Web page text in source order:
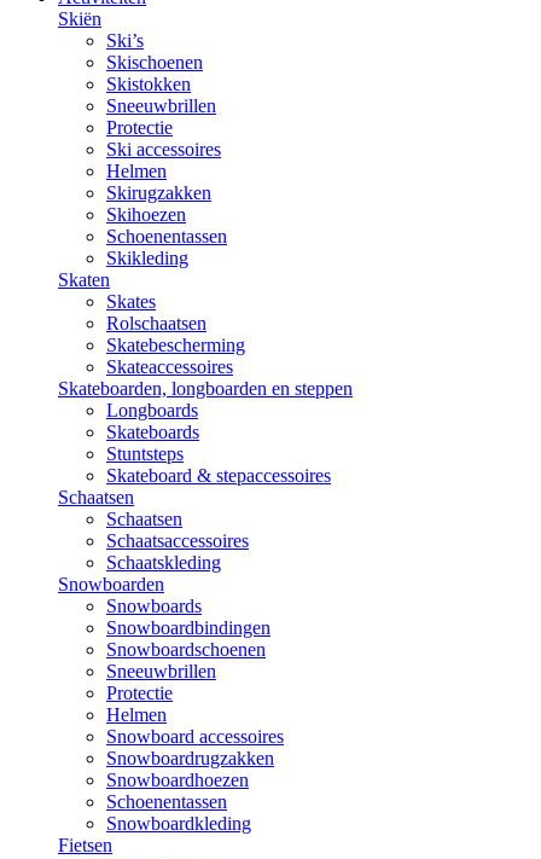
Skiën
Ski’s
Skischoenen
Skistokken
Sneeuwbrillen
Protectie
Ski accessoires
Helmen
Skirugzakken
Skihoezen
Schoenentassen
Skikleding
Skaten
Skates
Rolschaatsen
Skatebescherming
Skateaccessoires
Skateboarden, longboarden en steppen
Longboards
Skateboards
Stuntsteps
Skateboard & stepaccessoires
Schaatsen
Schaatsen
Schaatsaccessoires
Schaatskleding
Snowboarden
Snowboards
Snowboardbindingen
Snowboardschoenen
Sneeuwbrillen
Protectie
Helmen
Snowboard accessoires
Snowboardrugzakken
Snowboardhoezen
Schoenentassen
Snowboardkleding
Fietsen